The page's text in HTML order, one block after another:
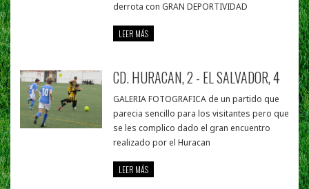
derrota con GRAN DEPORTIVIDAD
LEER MÁS
CD. HURACAN, 2 - EL SALVADOR, 4
GALERIA FOTOGRAFICA de un partido que
parecia sencillo para los visitantes pero que
se les complico dado el gran encuentro
realizado por el Huracan
LEER MÁS